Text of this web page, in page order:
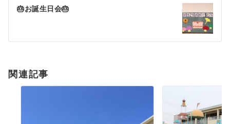
ゲ
シ
ン
🎂お誕生日会🎂
関連記事